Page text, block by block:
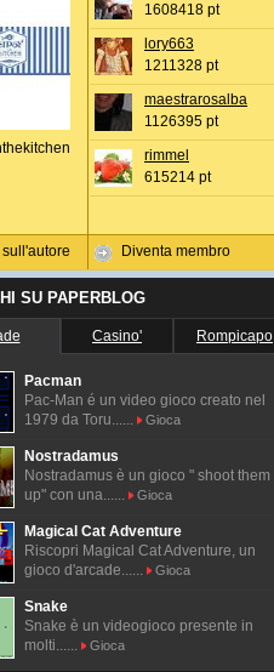
sull'autore
1608418 pt
lory663
1211328 pt
maestrarosalba
1126395 pt
rimmel
615214 pt
Diventa membro
SU PAPERBLOG
Casino' Rompicapo
Pacman
Pac-Man é un video gioco creato nel
1979 da Toru......
Gioca
Nostradamus
Nostradamus è un gioco " shoot them
up" con una......
Gioca
Magical Cat Adventure
Riscopri Magical Cat Adventure, un
gioco d'arcade......
Gioca
Snake
Snake è un videogioco presente in
molti......
Gioca